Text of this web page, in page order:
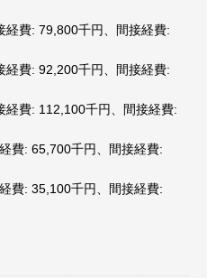
費: 79,800千円、間接経費:
費: 92,200千円、間接経費:
費: 112,100千円、間接経費:
費: 65,700千円、間接経費:
費: 35,100千円、間接経費: